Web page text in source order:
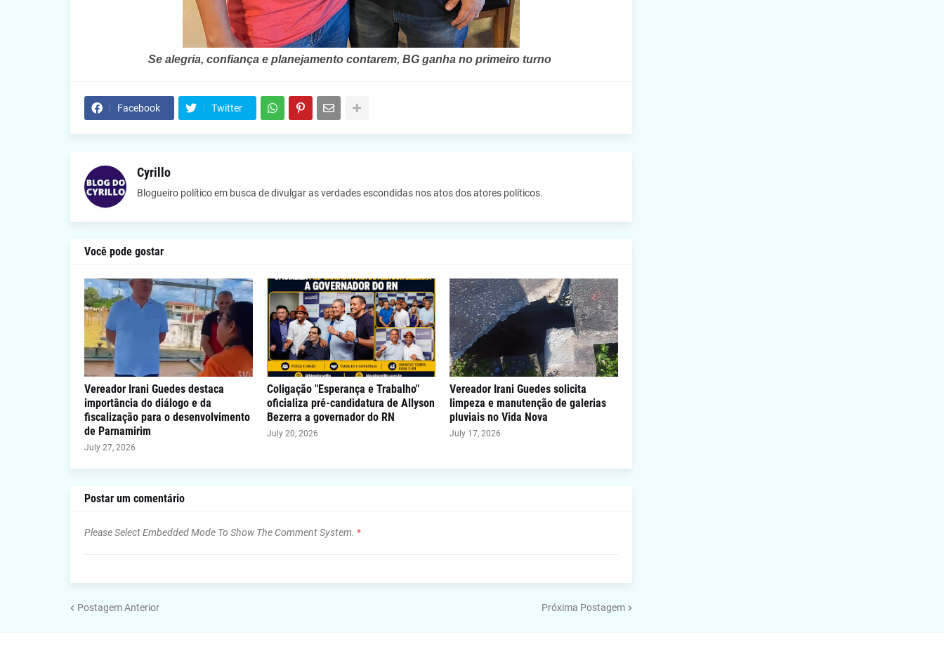
Se alegria, confiança e planejamento contarem, BG ganha no primeiro turno
Facebook Twitter
Cyrillo
Blogueiro político em busca de divulgar as verdades escondidas nos atos dos atores políticos.
Você pode gostar
Vereador Irani Guedes destaca
importância do diálogo e da
fiscalização para o desenvolvimento
de Parnamirim
July 27, 2026
Coligação "Esperança e Trabalho"
oficializa pré-candidatura de Allyson
Bezerra a governador do RN
July 20, 2026
Vereador Irani Guedes solicita
limpeza e manutenção de galerias
pluviais no Vida Nova
July 17, 2026
Postar um comentário
Please Select Embedded Mode To Show The Comment System. *
Postagem Anterior Próxima Postagem